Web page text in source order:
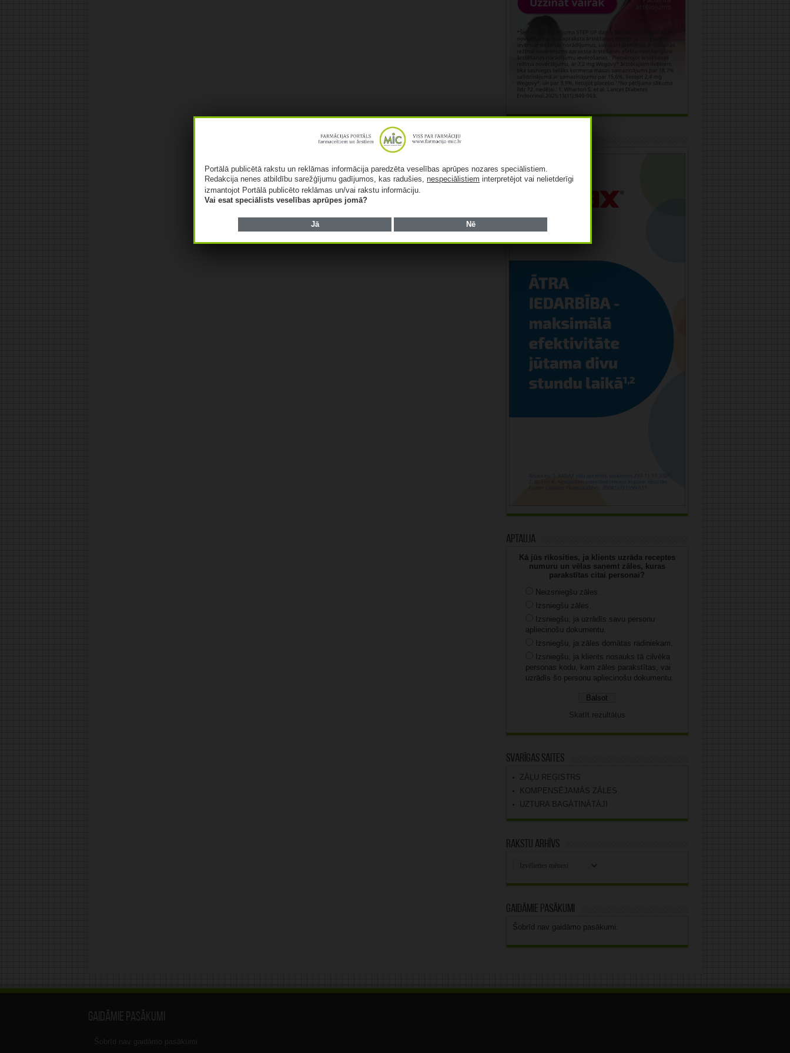
Aptauja
Kā jūs rīkosities, ja klients uzrāda receptes
numuru un vēlas saņemt zāles, kuras
parakstītas citai personai?
Neizsniegšu zāles.
Izsniegšu zāles.
Izsniegšu, ja uzrādīs savu personu
apliecinošu dokumentu.
Izsniegšu, ja zāles domātas radiniekam.
Izsniegšu, ja klients nosauks tā cilvēka
personas kodu, kam zāles parakstītas, vai
uzrādīs šo personu apliecinošu dokumentu.
Skatīt rezultātus
Svarīgas saites
ZĀĻU REĢISTRS
KOMPENSĒJAMĀS ZĀLES
UZTURA BAGĀTINĀTĀJI
Rakstu arhīvs
Gaidāmie pasākumi
Šobrīd nav gaidāmo pasākumi.
Gaidāmie pasākumi
Šobrīd nav gaidāmo pasākumi.
Portālā publicētā rakstu un reklāmas informācija paredzēta veselības aprūpes nozares speciālistiem.
Redakcija nenes atbildību sarežģījumu gadījumos, kas radušies,nespeciālistiem interpretējot vai nelietderīgi
izmantojot Portālā publicēto reklāmas un/vai rakstu informāciju.
Vai esat speciālists veselības aprūpes jomā?
Jā Nē